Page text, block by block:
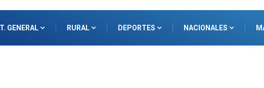
GENERAL RURAL DEPORTES NACIONALES